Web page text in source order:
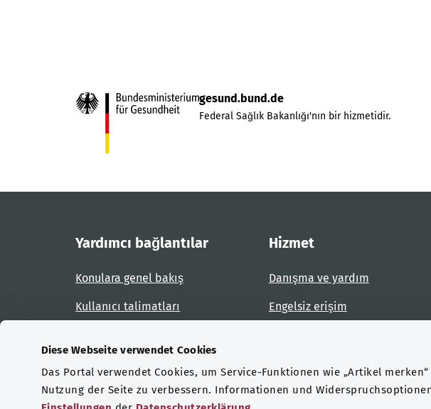
Diese Webseite verwendet Cookies
Das Portal verwendet Cookies, um Service-Funktionen wie „Artikel
Nutzung der Seite zu verbessern. Informationen und
gesund.bund.de
Federal Sağlık Bakanlığı'nın bir hizmetidir.
Yardımcı bağlantılar
Konulara genel bakış
Kullanıcı talimatları
Hizmet
Danışma ve yardım
Engelsiz erişim
Sertifikasyonlar